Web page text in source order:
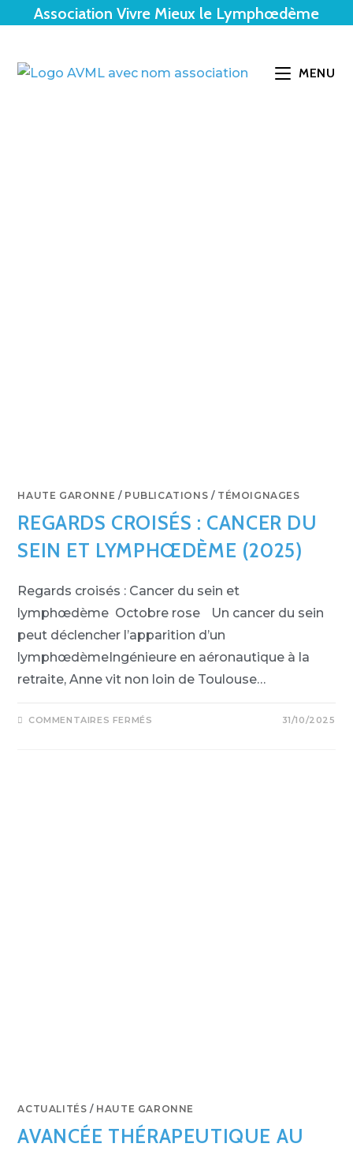
Association Vivre Mieux le Lymphœdème
MENU
HAUTE GARONNE / PUBLICATIONS / TÉMOIGNAGES
REGARDS CROISÉS : CANCER DU
SEIN ET LYMPHŒDÈME (2025)
Regards croisés : Cancer du sein et
lymphœdème Octobre rose Un cancer du sein
peut déclencher l’apparition d’un
lymphœdèmeIngénieure en aéronautique à la
retraite, Anne vit non loin de Toulouse…
COMMENTAIRES FERMÉS 31/10/2025
ACTUALITÉS / HAUTE GARONNE
AVANCÉE THÉRAPEUTIQUE AU